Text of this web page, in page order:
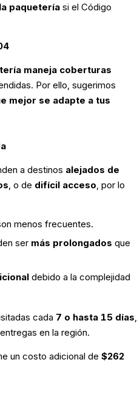
paquetería si el Código
maneja coberturas
Por ello, sugerimos
mejor se adapte a tus
a destinos alejados de
, o de difícil acceso, por lo
menos frecuentes.
ser más prolongados que
debido a la complejidad
cada 7 o hasta 15 días,
en la región.
un costo adicional de $262